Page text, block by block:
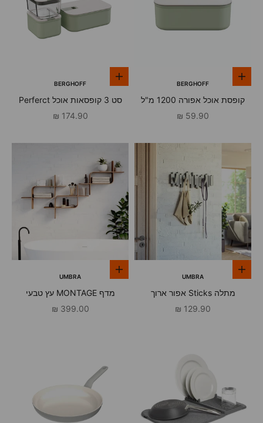
הוספה לסלBERGHOFF
קופסת אוכל אפורה 1200 מ"ל
Perfect Seal ברגהוף
מחיר מבצע
59.90 ₪
הוספה לסלBERGHOFF
סט 3 קופסאות אוכל Perferct
Seal ברגהוף
מחיר מבצע
174.90 ₪
הוספה לסל UMBRA
מתלה Sticks אפור ארוך
מחיר מבצע
129.90 ₪
הוספה לסל UMBRA
מדף MONTAGE עץ טבעי
מחיר מבצע
399.00 ₪